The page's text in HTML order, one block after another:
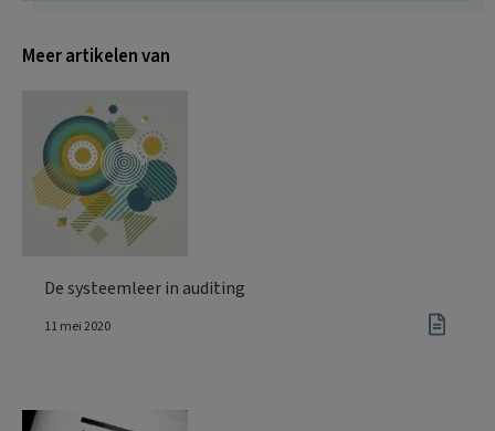
Meer artikelen van
De systeemleer in auditing
11 mei 2020